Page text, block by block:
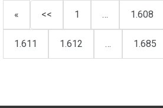
« << 1 … 1.608
1.611 1.612 … 1.685